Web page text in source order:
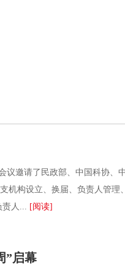
请了民政部、中国科协、中
机构设立、换届、负责人管
人... [阅读]
”启幕